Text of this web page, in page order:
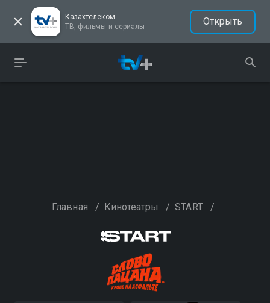
Казахтелеком
ТВ, фильмы и сериалы
Открыть
Главная / Кинотеатры / START /